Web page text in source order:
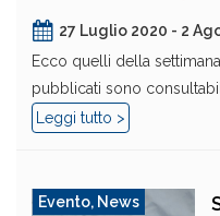
27 Luglio 2020 - 2
Ecco quelli della
pubblicati sono consultabili
Leggi tutto >
Evento, News